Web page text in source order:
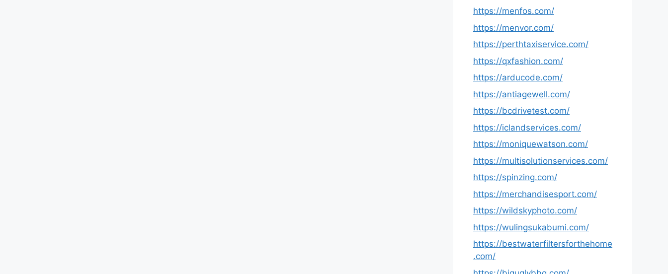
https://menfos.com/
https://menvor.com/
https://perthtaxiservice.com/
https://qxfashion.com/
https://arducode.com/
https://antiagewell.com/
https://bcdrivetest.com/
https://iclandservices.com/
https://moniquewatson.com/
https://multisolutionservices.com/
https://spinzing.com/
https://merchandisesport.com/
https://wildskyphoto.com/
https://wulingsukabumi.com/
https://bestwaterfiltersforthehome
.com/